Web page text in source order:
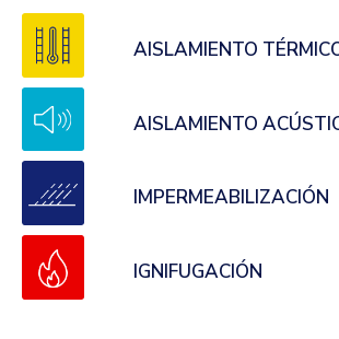
AISLAMIENTO
AISLAMIENTO
IMPERMEABILIZACIÓN
IGNIFUGACIÓN